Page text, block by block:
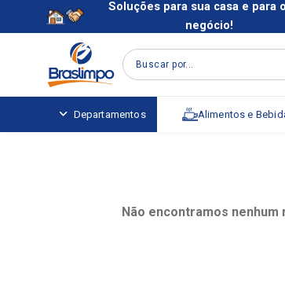
Soluções para sua casa e para
negócio!
Buscar por...
Departamentos Alimentos e
Não encontramos nenhum